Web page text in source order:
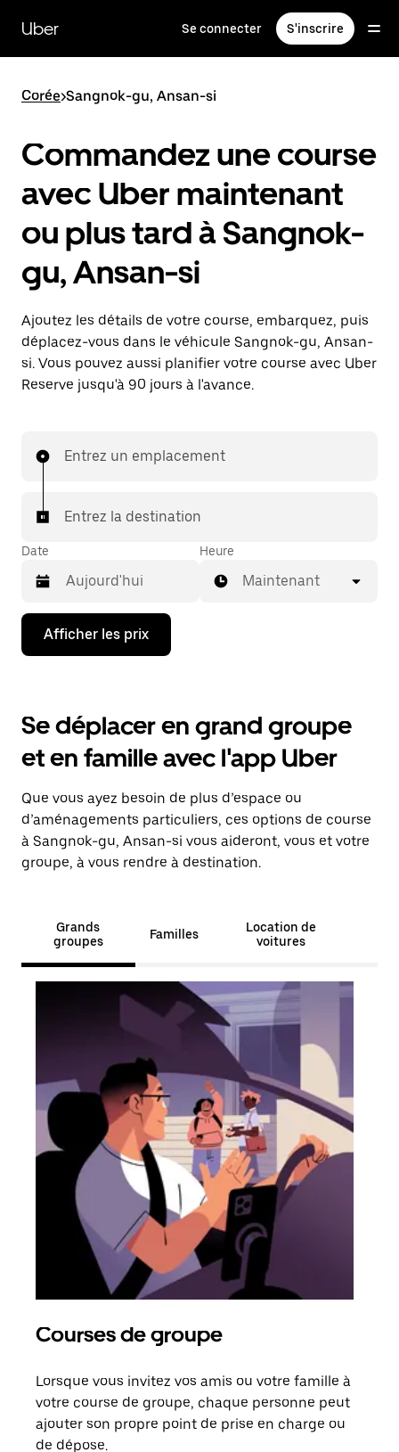
contenu
principal
Uber Se connecter S'inscrire
Corée>Sangnok-gu, Ansan-si
Commandez une course
avec Uber maintenant
ou plus tard à Sangnok-
gu, Ansan-si
Ajoutez les détails de votre course, embarquez, puis
déplacez-vous dans le véhicule Sangnok-gu, Ansan-
si. Vous pouvez aussi planifier votre course avec Uber
Reserve jusqu'à 90 jours à l'avance.
Entrez un emplacement
Entrez la destination
Date
Appuyez
la
bas
pour
interagir
avec
calendrier
et
sélectionner
une
date.
touche
d'échappement
pour
Heure
Maintenant
Afficher les prix
Se déplacer en grand groupe
et en famille avec l'app Uber
Que vous ayez besoin de plus d’espace ou
d’aménagements particuliers, ces options de course
à Sangnok-gu, Ansan-si vous aideront, vous et votre
groupe, à vous rendre à destination.
Grands
groupes
Familles
Location de
voitures
Courses de groupe
Lorsque vous invitez vos amis ou votre famille à
votre course de groupe, chaque personne peut
ajouter son propre point de prise en charge ou
de dépose.